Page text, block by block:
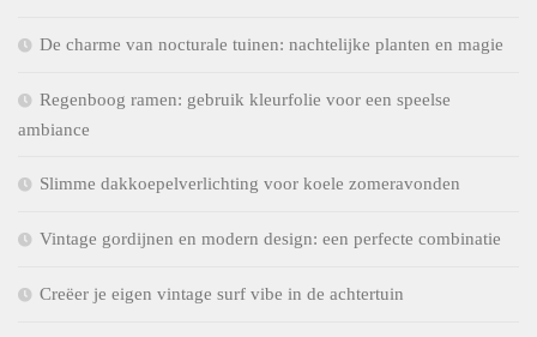
De charme van nocturale tuinen: nachtelijke planten en magie
Regenboog ramen: gebruik kleurfolie voor een speelse
ambiance
Slimme dakkoepelverlichting voor koele zomeravonden
Vintage gordijnen en modern design: een perfecte combinatie
Creëer je eigen vintage surf vibe in de achtertuin